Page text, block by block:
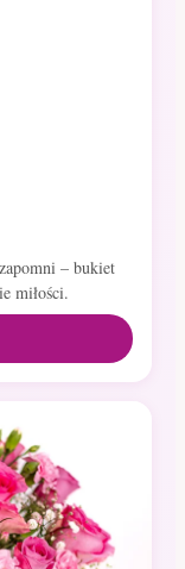
– bukiet
miłości.